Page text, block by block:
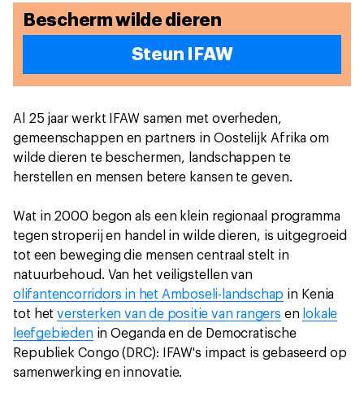
Bescherm wilde dieren
Steun IFAW
Al 25 jaar werkt IFAW samen met overheden,
gemeenschappen en partners in Oostelijk Afrika om
wilde dieren te beschermen, landschappen te
herstellen en mensen betere kansen te geven.
Wat in 2000 begon als een klein regionaal programma
tegen stroperij en handel in wilde dieren, is uitgegroeid
tot een beweging die mensen centraal stelt in
natuurbehoud. Van het veiligstellen van
olifantencorridors in het Amboseli-landschap in Kenia
tot hetversterken van de positie van rangers en lokale
leefgebiedenin Oeganda en de Democratische
Republiek Congo (DRC): IFAW's impact is gebaseerd op
samenwerking en innovatie.